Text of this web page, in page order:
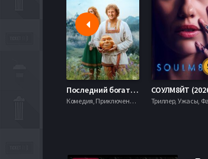
Последний богатырь. Колобок (2026)
Комедия, Приключения, Фэнтези,
СОУЛМ8ЙТ